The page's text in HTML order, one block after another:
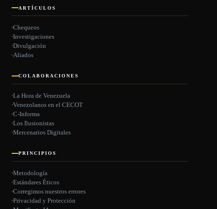
ARTÍCULOS
Chequeos
Investigaciones
Divulgación
Aliados
COLABORACIONES
La Hora de Venezuela
Venezolanos en el CECOT
C-Informa
Los Ilusionistas
Mercenarios Digitales
PRINCIPIOS
Metodología
Estándares Éticos
Corregimos nuestros errores
Privacidad y Protección